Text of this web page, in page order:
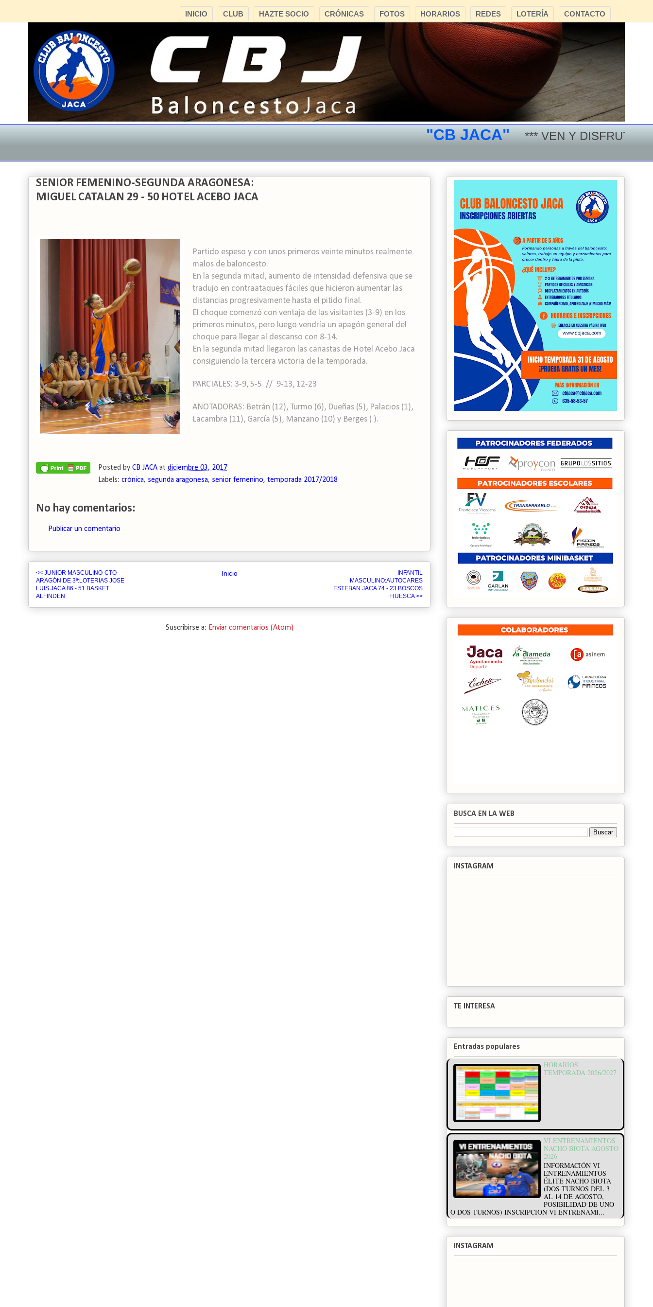
CONTACTO
LOTERÍA
REDES
HORARIOS
FOTOS
CRÓNICAS
HAZTE SOCIO
CLUB
INICIO
"CB JACA" *** VEN Y DISFRUTA DEL
SENIOR FEMENINO-SEGUNDA ARAGONESA:
MIGUEL CATALAN 29 - 50 HOTEL ACEBO JACA
Partido espeso y con unos primeros veinte minutos realmente
malos de baloncesto.
En la segunda mitad, aumento de intensidad defensiva que se
tradujo en contraataques fáciles que hicieron aumentar las
distancias progresivamente hasta el pitido final.
El choque comenzó con ventaja de las visitantes (3-9) en los
primeros minutos, pero luego vendría un apagón general del
choque para llegar al descanso con 8-14.
En la segunda mitad llegaron las canastas de Hotel Acebo Jaca
consiguiendo la tercera victoria de la temporada.
PARCIALES: 3-9, 5-5 // 9-13, 12-23
ANOTADORAS: Betrán (12), Turmo (6), Dueñas (5), Palacios (1),
Lacambra (11), García (5), Manzano (10) y Berges ( ).
Posted by CB JACA at diciembre 03, 2017
Labels: crónica, segunda aragonesa, senior femenino, temporada 2017/2018
No hay comentarios:
Publicar un comentario
<< JUNIOR MASCULINO-CTO
ARAGÓN DE 3ª:LOTERIAS JOSE
LUIS JACA 86 - 51 BASKET
ALFINDEN
INFANTIL
MASCULINO:AUTOCARES
ESTEBAN JACA 74 - 23 BOSCOS
HUESCA >>
Inicio
Suscribirse a: Enviar comentarios (Atom)
BUSCA EN LA WEB
INSTAGRAM
TE INTERESA
Entradas populares
HORARIOS
TEMPORADA 2026/2027
VI ENTRENAMIENTOS
NACHO BIOTA AGOSTO
2026
INFORMACIÓN VI
ENTRENAMIENTOS
ÉLITE NACHO BIOTA
(DOS TURNOS DEL 3
AL 14 DE AGOSTO,
POSIBILIDAD DE UNO
O DOS TURNOS) INSCRIPCIÓN VI ENTRENAMI...
INSTAGRAM